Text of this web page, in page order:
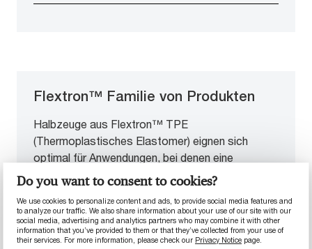
Do you want to consent to cookies?
We use cookies to personalize content and ads, to provide social media features and
to analyze our traffic. We also share information about your use of our site with our
social media, advertising and analytics partners who may combine it with other
information that you’ve provided to them or that they’ve collected from your use of
their services. For more information, please check our Privacy Notice page.
Flextron™ Familie von Produkten
Halbzeuge aus Flextron™ TPE
(Thermoplastisches Elastomer) eignen sich
optimal für Anwendungen, bei denen eine
überlegene Leistung gegenüber herkömmlichen
Elastomeren erforderlich ist. Diese TPE-
Materialien zeichnen sich durch hervorragende
chemische Beständigkeit aus und behalten ihre
mechanische Fähigkeiten über einen breiten